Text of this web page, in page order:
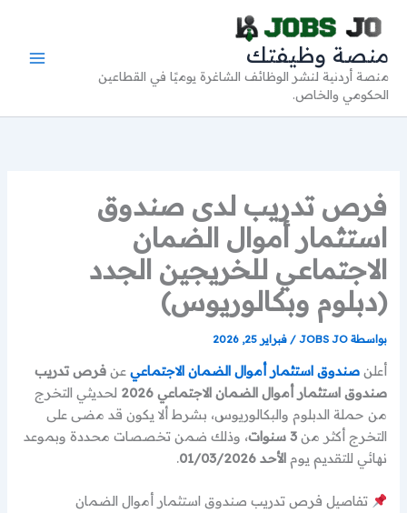
المحتوى
منصة وظيفتك
منصة أردنية لنشر الوظائف الشاغرة يوميًا في القطاعين
الحكومي والخاص.
فرص تدريب لدى صندوق
استثمار أموال الضمان
الاجتماعي للخريجين الجدد
(دبلوم وبكالوريوس)
بواسطة JOBS JO
/فبراير 25, 2026
أعلنصندوق استثمار أموال الضمان الاجتماعي عنفرص تدريب
صندوق استثمار أموال الضمان الاجتماعي 2026
لحديثي التخرج
من حملة الدبلوم والبكالوريوس، بشرط ألا يكون قد مضى على
التخرج أكثر من3 سنوات
، وذلك ضمن تخصصات محددة وبموعد
نهائي للتقديم يومالأحد 01/03/2026 .
تفاصيل فرص تدريب صندوق استثمار أموال الضمان